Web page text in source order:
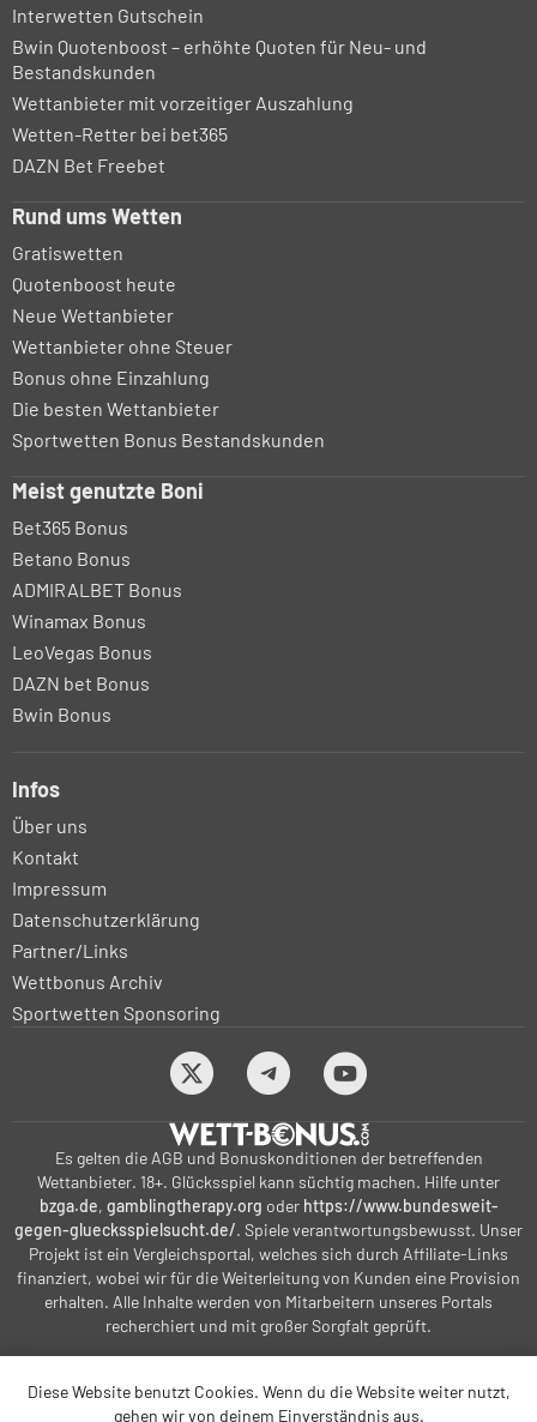
Interwetten Gutschein
Bwin Quotenboost – erhöhte Quoten für Neu- und
Bestandskunden
Wettanbieter mit vorzeitiger Auszahlung
Wetten-Retter bei bet365
DAZN Bet Freebet
Rund ums Wetten
Gratiswetten
Quotenboost heute
Neue Wettanbieter
Wettanbieter ohne Steuer
Bonus ohne Einzahlung
Die besten Wettanbieter
Sportwetten Bonus Bestandskunden
Meist genutzte Boni
Bet365 Bonus
Betano Bonus
ADMIRALBET Bonus
Winamax Bonus
LeoVegas Bonus
DAZN bet Bonus
Bwin Bonus
Infos
Über uns
Kontakt
Impressum
Datenschutzerklärung
Partner/Links
Wettbonus Archiv
Sportwetten Sponsoring
Es gelten die AGB und Bonuskonditionen der betreffenden
Wettanbieter. 18+. Glücksspiel kann süchtig machen. Hilfe unter
bzga.de, gamblingtherapy.org oder https://www.bundesweit-
gegen-gluecksspielsucht.de/. Spiele verantwortungsbewusst. Unser
Projekt ist ein Vergleichsportal, welches sich durch Affiliate-Links
finanziert, wobei wir für die Weiterleitung von Kunden eine Provision
erhalten. Alle Inhalte werden von Mitarbeitern unseres Portals
recherchiert und mit großer Sorgfalt geprüft.
bonus-betting.dk
bonus-parissportifs-gratuits.com
Diese Website benutzt Cookies. Wenn du die Website weiter nutzt,
gehen wir von deinem Einverständnis aus.